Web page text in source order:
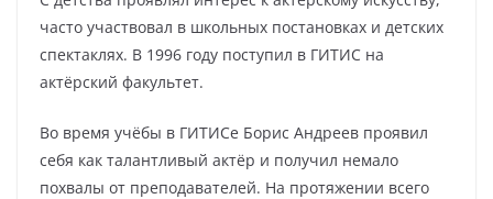
часто участвовал в школьных постановках и детских
спектаклях. В 1996 году поступил в ГИТИС на
актёрский факультет.
Во время учёбы в ГИТИСе Борис Андреев проявил
себя как талантливый актёр и получил немало
похвалы от преподавателей. На протяжении всего